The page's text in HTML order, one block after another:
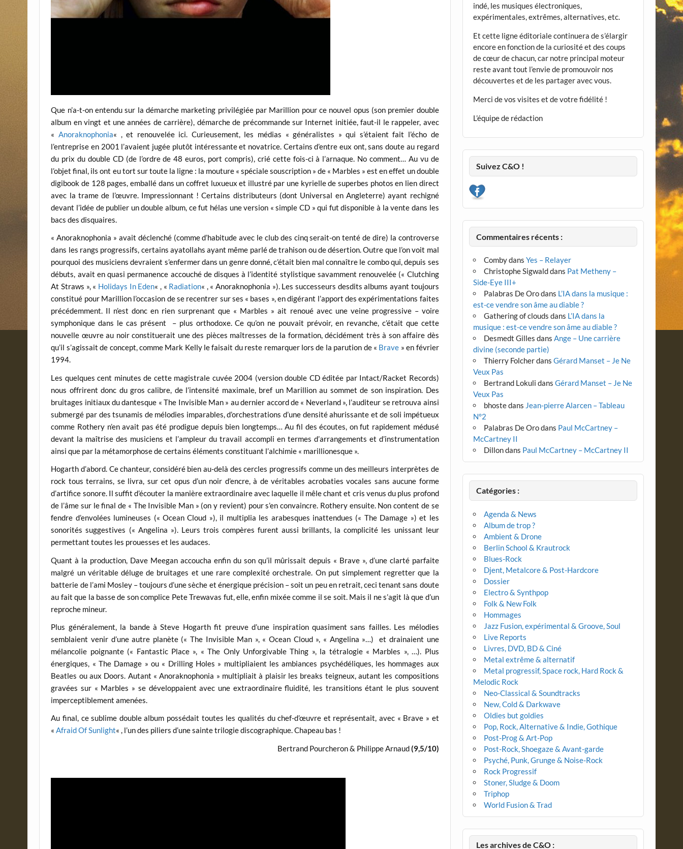
Que n’a-t-on entendu sur la démarche marketing privilégiée par Marillion pour ce nouvel opus (son premier double
album en vingt et une années de carrière), démarche de précommande sur Internet initiée, faut-il le rappeler, avec
« Anoraknophonia« , et renouvelée ici. Curieusement, les médias « généralistes » qui s’étaient fait l’écho de
l’entreprise en 2001 l’avaient jugée plutôt intéressante et novatrice. Certains d’entre eux ont, sans doute au regard
du prix du double CD (de l’ordre de 48 euros, port compris), crié cette fois-ci à l’arnaque. No comment… Au vu de
l’objet final, ils ont eu tort sur toute la ligne : la mouture « spéciale souscription » de « Marbles » est en effet un double
digibook de 128 pages, emballé dans un coffret luxueux et illustré par une kyrielle de superbes photos en lien direct
avec la trame de l’œuvre. Impressionnant ! Certains distributeurs (dont Universal en Angleterre) ayant rechigné
devant l’idée de publier un double album, ce fut hélas une version « simple CD » qui fut disponible à la vente dans les
bacs des disquaires.
« Anoraknophonia » avait déclenché (comme d’habitude avec le club des cinq serait-on tenté de dire) la controverse
dans les rangs progressifs, certains ayatollahs ayant même parlé de trahison ou de désertion. Outre que l’on voit mal
pourquoi des musiciens devraient s’enfermer dans un genre donné, c’était bien mal connaître le combo qui, depuis ses
débuts, avait en quasi permanence accouché de disques à l’identité stylistique savamment renouvelée (« Clutching
At Straws », « Holidays In Eden« , « Radiation« , « Anoraknophonia »). Les successeurs desdits albums ayant toujours
constitué pour Marillion l’occasion de se recentrer sur ses « bases », en digérant l’apport des expérimentations faites
précédemment. Il n’est donc en rien surprenant que « Marbles » ait renoué avec une veine progressive – voire
symphonique dans le cas présent – plus orthodoxe. Ce qu’on ne pouvait prévoir, en revanche, c’était que cette
nouvelle œuvre au noir constituerait une des pièces maîtresses de la formation, décidément très à son affaire dès
qu’il s’agissait de concept, comme Mark Kelly le faisait du reste remarquer lors de la parution de « Brave » en février
1994.
Les quelques cent minutes de cette magistrale cuvée 2004 (version double CD éditée par Intact/Racket Records)
nous offrirent donc du gros calibre, de l’intensité maximale, bref un Marillion au sommet de son inspiration. Des
bruitages initiaux du dantesque « The Invisible Man » au dernier accord de « Neverland », l’auditeur se retrouva ainsi
submergé par des tsunamis de mélodies imparables, d’orchestrations d’une densité ahurissante et de soli impétueux
comme Rothery n’en avait pas été prodigue depuis bien longtemps… Au fil des écoutes, on fut rapidement médusé
devant la maîtrise des musiciens et l’ampleur du travail accompli en termes d’arrangements et d’instrumentation
ainsi que par la métamorphose de certains éléments constituant l’alchimie « marillionesque ».
Hogarth d’abord. Ce chanteur, considéré bien au-delà des cercles progressifs comme un des meilleurs interprètes de
rock tous terrains, se livra, sur cet opus d’un noir d’encre, à de véritables acrobaties vocales sans aucune forme
d’artifice sonore. Il suffit d’écouter la manière extraordinaire avec laquelle il mêle chant et cris venus du plus profond
de l’âme sur le final de « The Invisible Man » (on y revient) pour s’en convaincre. Rothery ensuite. Non content de se
fendre d’envolées lumineuses (« Ocean Cloud »), il multiplia les arabesques inattendues (« The Damage ») et les
sonorités suggestives (« Angelina »). Leurs trois compères furent aussi brillants, la complicité les unissant leur
permettant toutes les prouesses et les audaces.
Quant à la production, Dave Meegan accoucha enfin du son qu’il mûrissait depuis « Brave », d’une clarté parfaite
malgré un véritable déluge de bruitages et une rare complexité orchestrale. On put simplement regretter que la
batterie de l’ami Mosley – toujours d’une sèche et énergique précision – soit un peu en retrait, ceci tenant sans doute
au fait que la basse de son complice Pete Trewavas fut, elle, enfin mixée comme il se soit. Mais il ne s’agit là que d’un
reproche mineur.
Plus généralement, la bande à Steve Hogarth fit preuve d’une inspiration quasiment sans failles. Les mélodies
semblaient venir d’une autre planète (« The Invisible Man », « Ocean Cloud », « Angelina »…) et drainaient une
mélancolie poignante (« Fantastic Place », « The Only Unforgivable Thing », la tétralogie « Marbles », …). Plus
énergiques, « The Damage » ou « Drilling Holes » multipliaient les ambiances psychédéliques, les hommages aux
Beatles ou aux Doors. Autant « Anoraknophonia » multipliait à plaisir les breaks teigneux, autant les compositions
gravées sur « Marbles » se développaient avec une extraordinaire fluidité, les transitions étant le plus souvent
imperceptiblement amenées.
Au final, ce sublime double album possédait toutes les qualités du chef-d’œuvre et représentait, avec « Brave » et
«Afraid Of Sunlight« , l’un des piliers d’une sainte trilogie discographique. Chapeau bas !
Bertrand Pourcheron & Philippe Arnaud(9,5/10)
indé, les musiques électroniques,
expérimentales, extrêmes, alternatives, etc.
Et cette ligne éditoriale continuera de s’élargir
encore en fonction de la curiosité et des coups
de cœur de chacun, car notre principal moteur
reste avant tout l’envie de promouvoir nos
découvertes et de les partager avec vous.
Merci de vos visites et de votre fidélité !
L’équipe de rédaction
Suivez C&O !
Commentaires récents :
CombydansYes – Relayer
Christophe Sigwalddans Pat Metheny –
Side-Eye III+
Palabras De Orodans L’IA dans la musique :
est-ce vendre son âme au diable ?
Gathering of clouds dans L’IA dans la
musique : est-ce vendre son âme au diable ?
Desmedt Gilles dansAnge – Une carrière
divine (seconde partie)
Thierry FolcherdansGérard Manset – Je Ne
Veux Pas
Bertrand Lokuli dansGérard Manset – Je Ne
Veux Pas
bhostedans Jean-pierre Alarcen – Tableau
N°2
Palabras De Orodans Paul McCartney –
McCartney II
Dillondans Paul McCartney – McCartney II
Catégories :
Agenda & News
Album de trop ?
Ambient & Drone
Berlin School & Krautrock
Blues-Rock
Djent, Metalcore & Post-Hardcore
Dossier
Electro & Synthpop
Folk & New Folk
Hommages
Jazz Fusion, expérimental & Groove, Soul
Live Reports
Livres, DVD, BD & Ciné
Metal extrême & alternatif
Metal progressif, Space rock, Hard Rock &
Melodic Rock
Neo-Classical & Soundtracks
New, Cold & Darkwave
Oldies but goldies
Pop, Rock, Alternative & Indie, Gothique
Post-Prog & Art-Pop
Post-Rock, Shoegaze & Avant-garde
Psyché, Punk, Grunge & Noise-Rock
Rock Progressif
Stoner, Sludge & Doom
Triphop
World Fusion & Trad
Les archives de C&O :